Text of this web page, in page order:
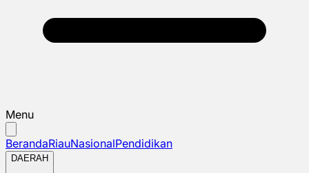
Menu
BerandaRiauNasionalPendidikan
DAERAH